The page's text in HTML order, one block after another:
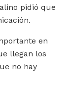
pidió que
en
llegan los
no hay